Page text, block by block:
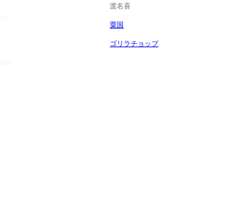
渡名喜
粟国
ゴリラチョップ